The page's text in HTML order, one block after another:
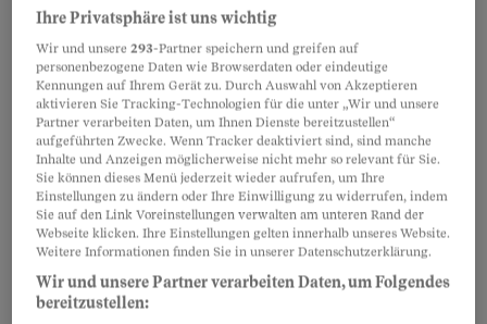
zugleich entspannt – weil du es selbst nicht bist
Partnerinhalte
Ihre Privatsphäre ist uns wichtig
Wir und unsere293-Partner speichern und greifen auf
personenbezogene Daten wie Browserdaten oder eindeutige
Kennungen auf Ihrem Gerät zu. Durch Auswahl von Akzeptieren
aktivieren Sie Tracking-Technologien für die unter „Wir und unsere
Partner verarbeiten Daten, um Ihnen Dienste bereitzustellen“
aufgeführten Zwecke. Wenn Tracker deaktiviert sind, sind manche
Inhalte und Anzeigen möglicherweise nicht mehr so relevant für Sie.
Sie können dieses Menü jederzeit wieder aufrufen, um Ihre
Einstellungen zu ändern oder Ihre Einwilligung zu widerrufen, indem
Sie auf den Link Voreinstellungen verwalten am unteren Rand der
Webseite klicken. Ihre Einstellungen gelten innerhalb unseres Website.
Weitere Informationen finden Sie in unserer Datenschutzerklärung.
Wir und unsere Partner verarbeiten Daten, um Folgendes
bereitzustellen: